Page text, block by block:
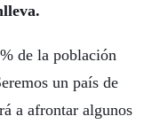
de la población
un país de
a afrontar algunos